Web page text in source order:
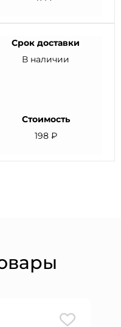
Срок доставки
В наличии
Стоимость
198 ₽